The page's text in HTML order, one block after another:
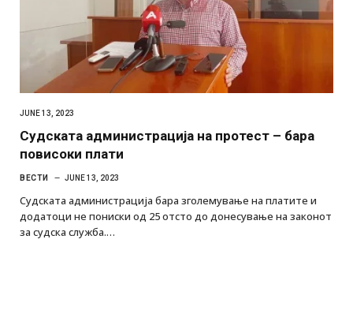
JUNE 13, 2023
Судската администрација на протест – бара
повисоки плати
ВЕСТИ JUNE 13, 2023
Судската администрација бара зголемување на платите и
додатоци не пониски од 25 отсто до донесување на законот
за судска служба.…